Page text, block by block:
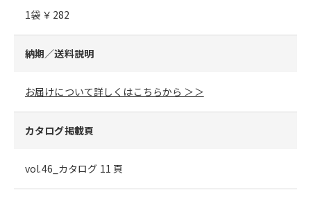
1袋 ￥282
納期／送料説明
お届けについて詳しくはこちらから ＞＞
カタログ掲載頁
vol.46_カタログ 11 頁